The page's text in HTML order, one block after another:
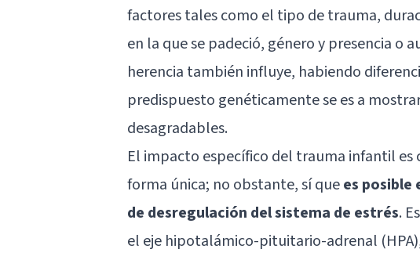
factores tales como el tipo de trauma,
en la que se padeció, género y presencia o
herencia también influye, habiendo
predispuesto genéticamente se es a
desagradables.
El impacto específico del trauma infantil es
forma única; no obstante, sí quees posible
de desregulación del sistema de estrés.
el eje hipotalámico-pituitario-adrenal